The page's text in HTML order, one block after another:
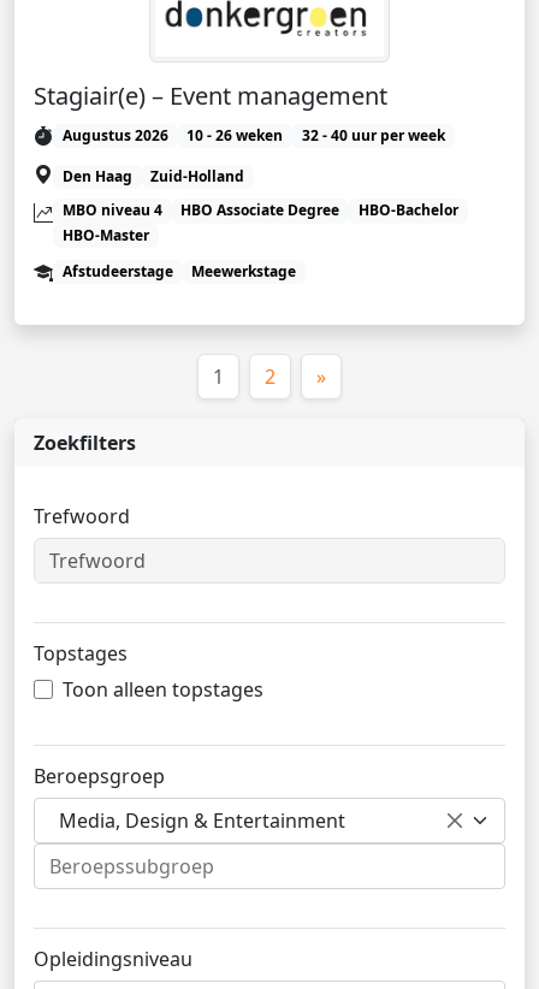
Zoekfilters
Trefwoord
Topstages
Toon alleen topstages
Beroepsgroep
Media, Design & Entertainment
Opleidingsniveau
Stagiair(e) – Event management
Augustus 2026 10 - 26 weken
32 - 40 uur per week
Den Haag
Zuid-Holland
MBO niveau 4
HBO Associate Degree
HBO-Bachelor
HBO-Master
Afstudeerstage
Meewerkstage
1 (huidige)
2 »